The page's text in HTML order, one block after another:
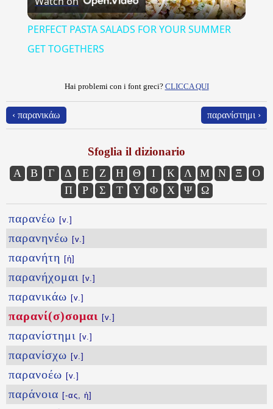
Video
PERFECT PASTA SALADS FOR YOUR SUMMER
GET TOGETHERS
Hai problemi con i font greci? CLICCA QUI
‹ παρανικάω παρανίστημι ›
Sfoglia il dizionario
Α Β Γ Δ Ε Ζ Η Θ Ι Κ Λ Μ Ν Ξ
Ο
Π
Ρ Σ Τ Υ Φ Χ Ψ Ω
παρανέω [v.]
παρανηνέω [v.]
παρανήτη [ἡ]
παρανήχομαι [v.]
παρανικάω [v.]
παρανί(σ)σομαι [v.]
παρανίστημι [v.]
παρανίσχω [v.]
παρανοέω [v.]
παράνοια [-ας, ἡ]